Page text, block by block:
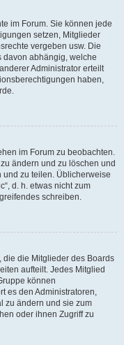
im Forum. Sie können jede
setzen, Mitglieder
vergeben usw. Die
davon abhängig, welche
Administrator erteilt
haben,
im Forum zu beobachten.
ändern und zu löschen und
und zu teilen. Üblicherweise
d. h. etwas nicht zum
schreiben.
die die Mitglieder des Boards
aufteilt. Jedes Mitglied
können
es den Administratoren,
zu ändern und sie zum
oder ihnen Zugriff zu